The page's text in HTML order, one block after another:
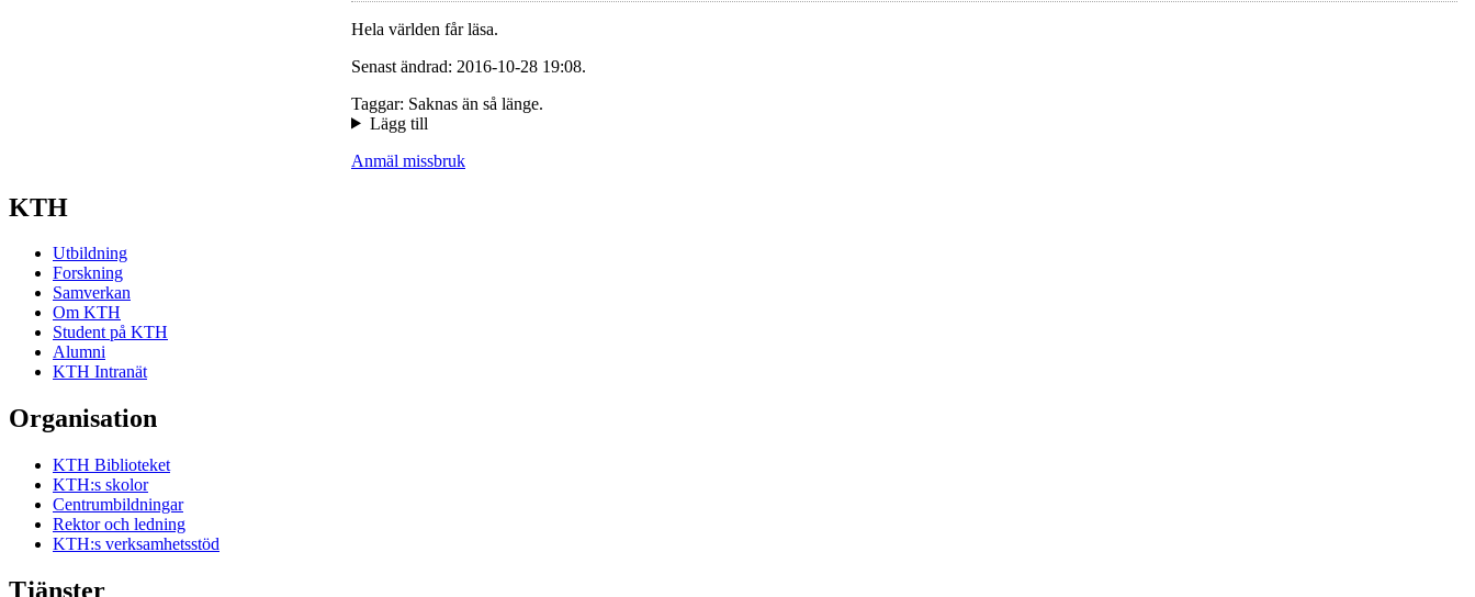
Hela världen får läsa.
Senast ändrad: 2016-10-28 19:08.
Taggar: Saknas än så länge.
Lägg till
Anmäl missbruk
KTH
Utbildning
Forskning
Samverkan
Om KTH
Student på KTH
Alumni
KTH Intranät
Organisation
KTH Biblioteket
KTH:s skolor
Centrumbildningar
Rektor och ledning
KTH:s verksamhetsstöd
Tjänster